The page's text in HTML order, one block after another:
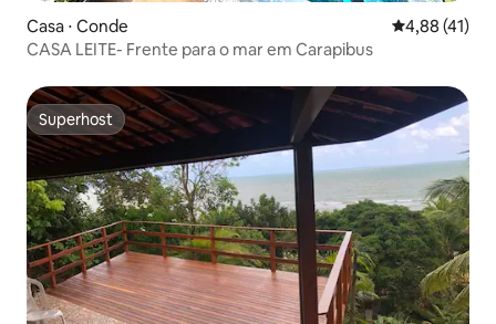
Casa ⋅ Conde 4,88 de uma
4,88 (41)
CASA LEITE- Frente para o mar em Carapibus
Superhost
Superhost